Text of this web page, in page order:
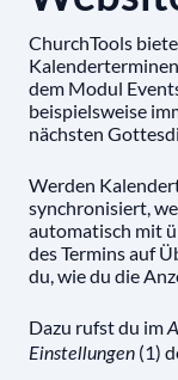
ChurchTools
dem Modul
beispielsweise
nächsten
Werden
synchronisiert,
automatisch mit
des Termins auf
du, wie du die
Dazu rufst du im
Einstellungen (1)